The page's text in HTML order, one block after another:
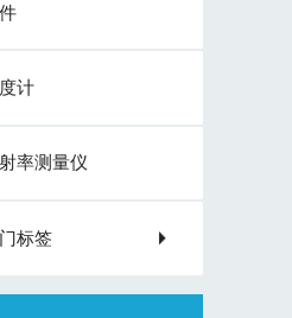
计
率测量仪
标签